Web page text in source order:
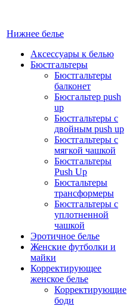
Нижнее белье
Аксессуары к белью
Бюстгальтеры
Бюстгальтеры
балконет
Бюсгальтер push
up
Бюстгальтеры с
двойным push up
Бюстгальтеры с
мягкой чашкой
Бюстгальтеры
Push Up
Бюстальтеры
трансформеры
Бюстгальтеры с
уплотненной
чашкой
Эротичное белье
Женские футболки и
майки
Корректирующее
женское белье
Корректирующие
боди